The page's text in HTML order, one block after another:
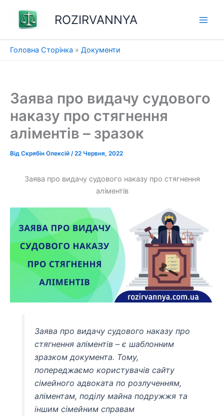
вмісту
ROZIRVANNYA
Головна Сторінка » Документи
Заява про видачу судового
наказу про стягнення
аліментів – зразок
Від Скрябін Олексій /22 Червня, 2022
Заява про видачу судового наказу про стягнення
аліментів
Заява про видачу судового наказу про
стягнення аліментів – є шаблонним
зразком документа. Тому,
попереджаємо користувачів сайту
сімейного адвоката по розлученням,
аліментам, поділу майна подружжя та
іншим сімейним справам